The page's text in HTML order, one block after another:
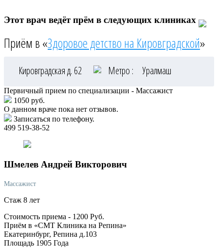
Этот врач ведёт прём в следующих клиниках
Приём в «Здоровое детство на Кировградской»
Кировградская д. 62 Метро : Уралмаш
Первичный прием по специализации - Массажист
1050 руб.
О данном враче пока нет отзывов.
Записаться по телефону.
499 519-38-52
Шмелев Андрей Викторович
Массажист
Стаж 8 лет
Стоимость приема - 1200 Руб.
Приём в «СМТ Клиника на Репина»
Екатеринбург, Репина д.103
Площадь 1905 Года